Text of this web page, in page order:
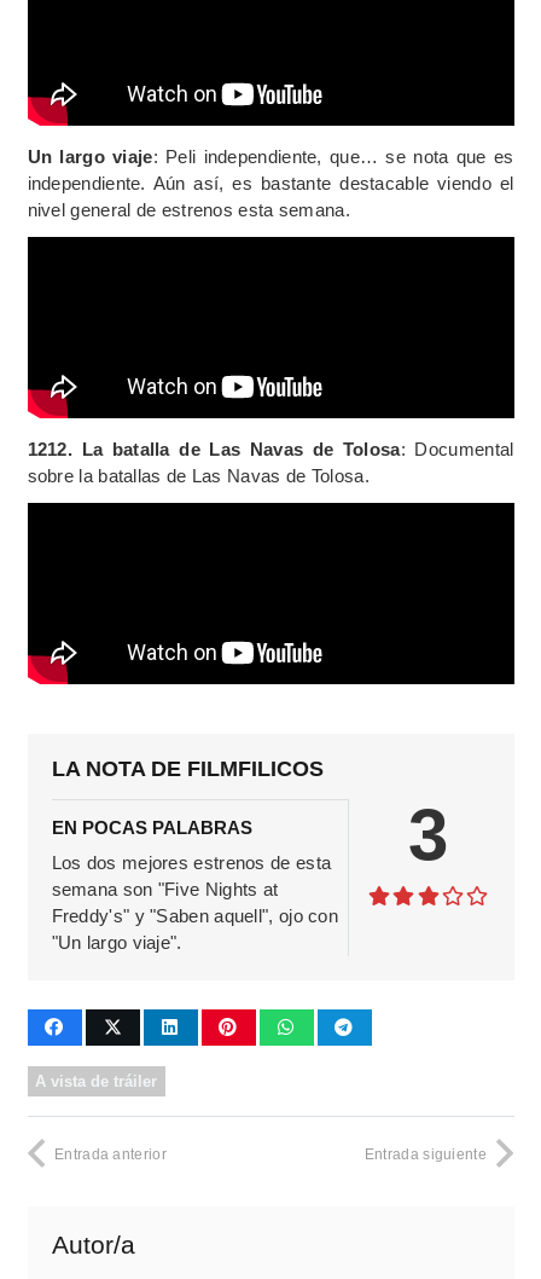
Un largo viaje: Peli independiente, que… se nota que es
independiente. Aún así, es bastante destacable viendo el
nivel general de estrenos esta semana.
1212. La batalla de Las Navas de Tolosa: Documental
sobre la batallas de Las Navas de Tolosa.
LA NOTA DE FILMFILICOS
EN POCAS PALABRAS
Los dos mejores estrenos de esta
semana son "Five Nights at
Freddy's" y "Saben aquell", ojo con
"Un largo viaje".
3
A vista de tráiler
Entrada anterior Entrada siguiente
Autor/a